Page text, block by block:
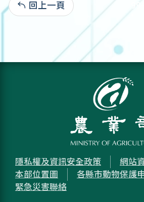
回上一頁
隱私權及資訊安全政策
網站
本部位置圖
各縣市動物保護
緊急災害聯絡